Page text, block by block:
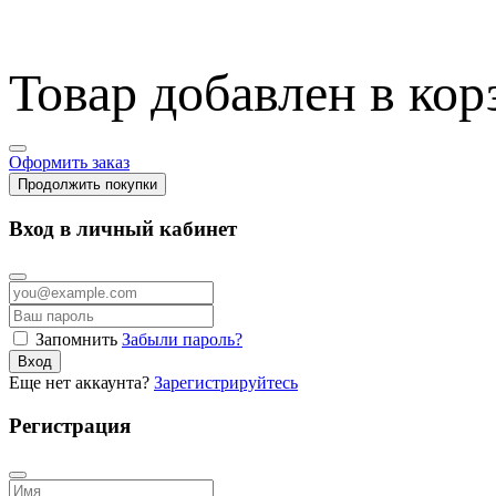
Товар добавлен в
Оформить заказ
Продолжить покупки
Вход в личный кабинет
Запомнить Забыли пароль?
Вход
Еще нет аккаунта? Зарегистрируйтесь
Регистрация